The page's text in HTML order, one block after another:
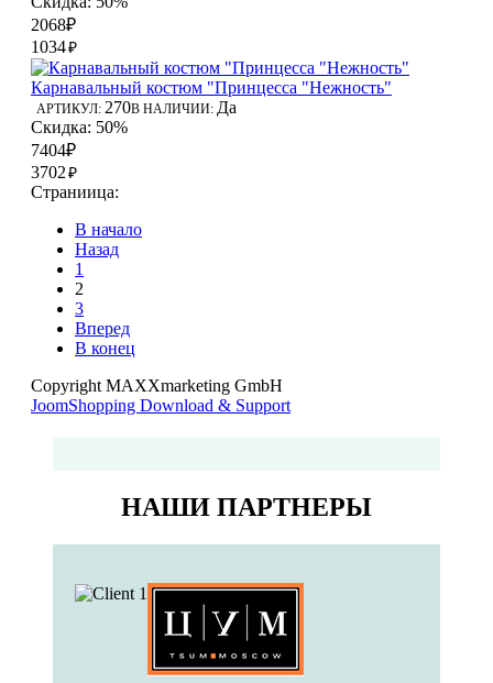
2068₽
1034₽
Карнавальный костюм "Принцесса "Нежность"
АРТИКУЛ: 270В НАЛИЧИИ: Да
Скидка: 50%
7404₽
3702 ₽
Страниица:
В начало
Назад
1
2
3
Вперед
В конец
Copyright MAXXmarketing GmbH
JoomShopping Download & Support
НАШИ ПАРТНЕРЫ